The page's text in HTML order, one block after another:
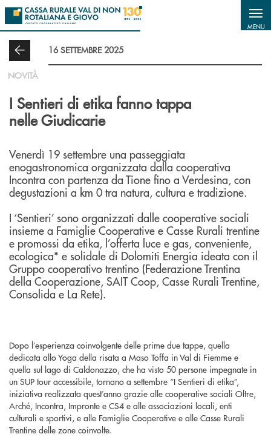
Salta al contenuto principale
MENU
16 SETTEMBRE 2025
NOVITÀ
I Sentieri di etika fanno tappa
nelle Giudicarie
Venerdì 19 settembre una passeggiata
enogastronomica organizzata dalla cooperativa
Incontra con partenza da Tione fino a Verdesina, con
degustazioni a km 0 tra natura, cultura e tradizione.
I ‘Sentieri’ sono organizzati dalle cooperative sociali
insieme a Famiglie Cooperative e Casse Rurali trentine
e promossi da etika, l’offerta luce e gas, conveniente,
ecologica* e solidale di Dolomiti Energia ideata con il
Gruppo cooperativo trentino (Federazione Trentina
della Cooperazione, SAIT Coop, Casse Rurali Trentine,
Consolida e La Rete).
Dopo l’esperienza coinvolgente delle prime due tappe, quella
dedicata allo Yoga della risata a Maso Toffa in Val di Fiemme e
quella sul lago di Caldonazzo, che ha visto 50 persone impegnate in
un SUP tour accessibile, tornano a settembre “I Sentieri di etika”,
iniziativa realizzata quest’anno grazie alle cooperative sociali Oltre,
Arché, Incontra, Impronte e CS4 e alle associazioni locali, enti
culturali e sportivi, e alle Famiglie Cooperative e alle Casse Rurali
Trentine delle zone coinvolte.